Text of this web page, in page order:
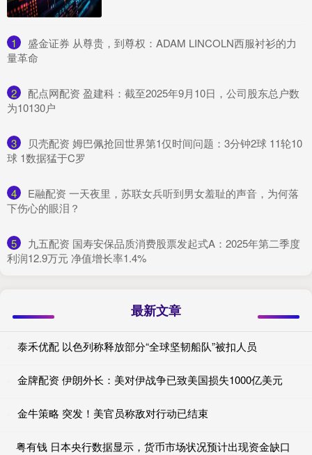
1
​盛金证券 从尊贵，到尊权：ADAM LINCOLN西服衬衫的力
量革命
2
​配点网配资 盈建科：截至2025年9月10日，公司股东总户数
为10130户
3
​贝壳配资 姆巴佩抢回世界第1仅时间问题：3分钟2球 11轮10
球 1数据猛于C罗
4
​E融配资 一天夜里，苏联女兵听到男女羞耻的声音，为何落
下伤心的眼泪？
5
​九五配资 国寿安保品质消费股票发起式A：2025年第二季度
利润12.9万元 净值增长率1.4%
最新文章
泰禾优配 以色列称释放部分“全球坚韧船队”被扣人员
金牌配资 伊朗外长：美对伊战争已致美国损失1000亿美元
金牛策略 突发！美官员称敌对行动已结束
粤有钱 日本央行数据显示，货币市场状况预计出现资金缺口